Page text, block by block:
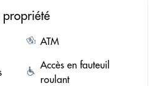
propriété
ATM
Accès en fauteuil
roulant